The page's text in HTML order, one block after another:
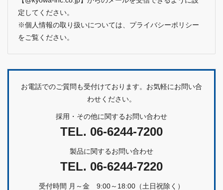
定してください。
※個人情報の取り扱いについては、 プライバシーポリシー
をご覧ください。
お電話でのご質問も受付けております。お気軽にお問い合
わせください。
採用・その他に関するお問い合わせ
TEL. 06-6244-7200
製品に関するお問い合わせ
TEL. 06-6244-7220
受付時間 月～金 9:00～18:00（土日祝除く）